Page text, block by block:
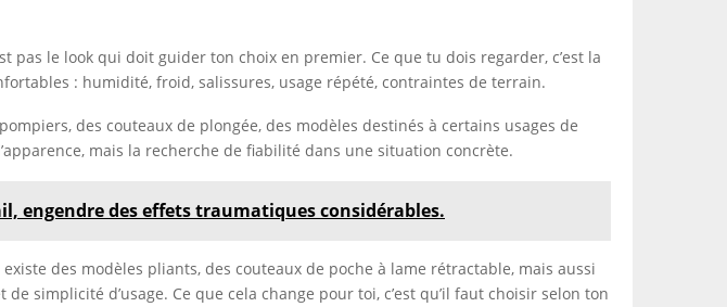
pas le look qui doit guider ton choix en premier. Ce que tu dois regarder, c’est la
: humidité, froid, salissures, usage répété, contraintes de terrain.
des couteaux de plongée, des modèles destinés à certains usages de
mais la recherche de fiabilité dans une situation concrète.
engendre des effets traumatiques considérables.
des modèles pliants, des couteaux de poche à lame rétractable, mais aussi
simplicité d’usage. Ce que cela change pour toi, c’est qu’il faut choisir selon ton